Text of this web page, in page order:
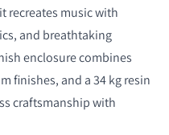
recreates music with
and breathtaking
enclosure combines
finishes, and a 34 kg resin
craftsmanship with